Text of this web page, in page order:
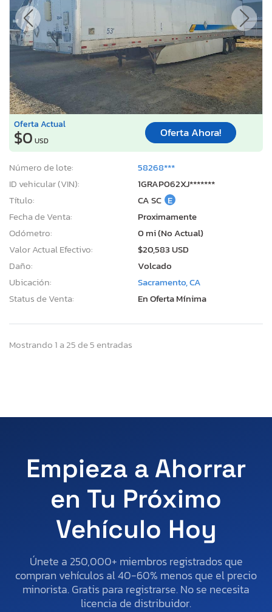
Oferta Actual
$0 USD
Oferta Ahora!
Número de lote:
58268***
ID vehicular (VIN):
1GRAP062XJ*******
Título:
CA SC E
Fecha de Venta:
Proximamente
Odómetro:
0 mi (No Actual)
Valor Actual Efectivo:
$20,583 USD
Daño:
Volcado
Ubicación:
Sacramento, CA
Status de Venta:
En Oferta Mínima
Mostrando 1 a 25 de 5 entradas
Empieza a Ahorrar
en Tu Próximo
Vehículo Hoy
Únete a 250,000+ miembros registrados que
compran vehículos al 40-60% menos que el precio
minorista. Gratis para registrarse. No se necesita
licencia de distribuidor.